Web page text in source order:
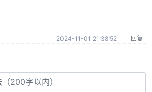
2024-11-01 21:38:52 回复